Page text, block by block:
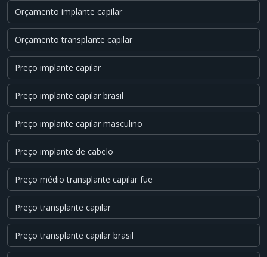
Orçamento implante capilar
Orçamento transplante capilar
Preço implante capilar
Preço implante capilar brasil
Preço implante capilar masculino
Preço implante de cabelo
Preço médio transplante capilar fue
Preço transplante capilar
Preço transplante capilar brasil